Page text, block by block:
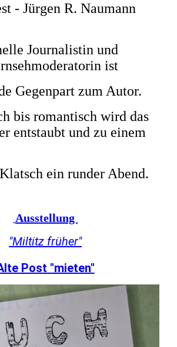
- Jürgen R. Naumann
Journalistin und
ist
Gegenpart zum Autor.
bis romantisch wird das
entstaubt und zu einem
ein runder Abend.
Ausstellung
"Miltitz früher"
Post "mieten"